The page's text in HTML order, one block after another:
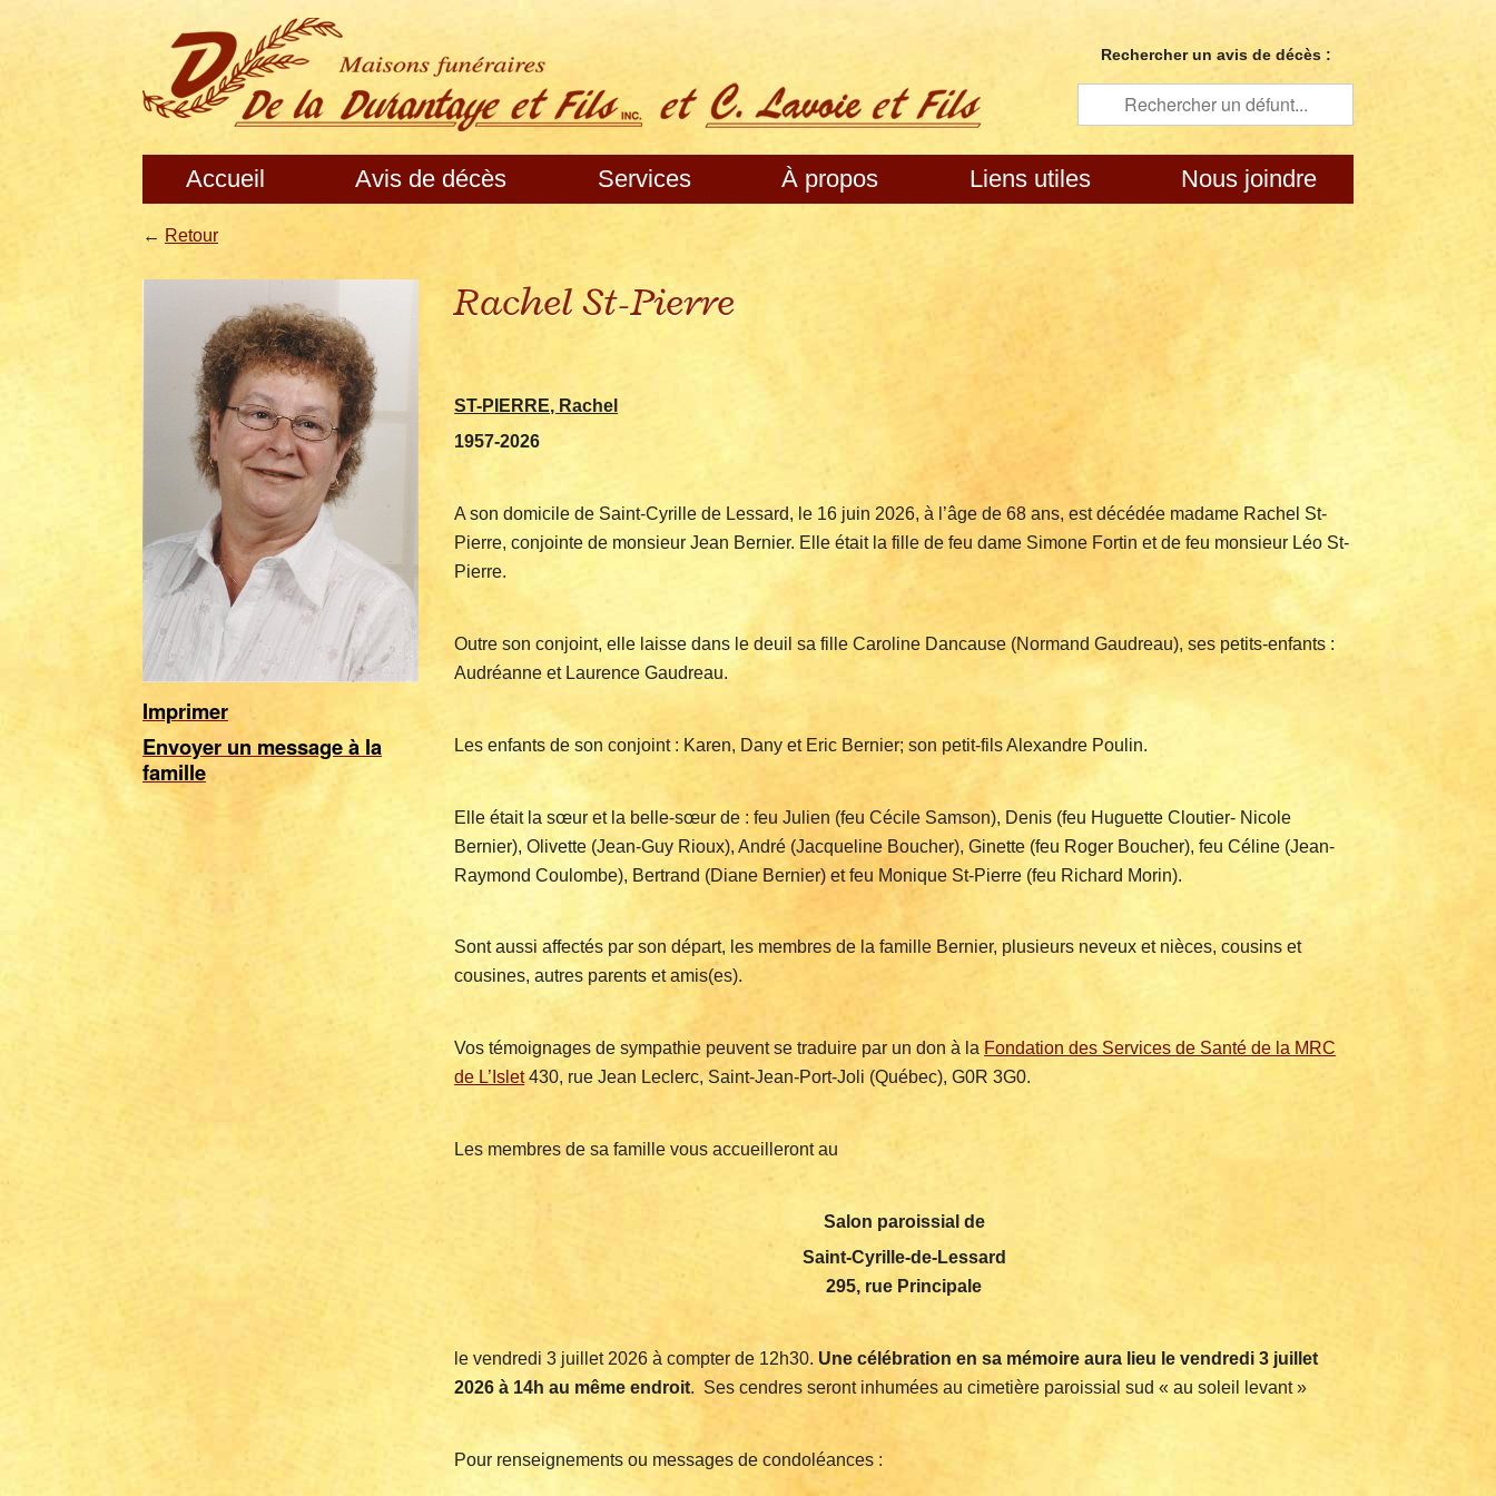
Rechercher un avis de décès :
Accueil Avis de décès Services À propos Liens utiles Nous joindre
← Retour
Imprimer
Envoyer un message à la
famille
Rachel St-Pierre
ST-PIERRE, Rachel
1957-2026
A son domicile de Saint-Cyrille de Lessard, le 16 juin 2026, à l’âge de 68 ans, est décédée madame Rachel St-
Pierre, conjointe de monsieur Jean Bernier. Elle était la fille de feu dame Simone Fortin et de feu monsieur Léo St-
Pierre.
Outre son conjoint, elle laisse dans le deuil sa fille Caroline Dancause (Normand Gaudreau), ses petits-enfants :
Audréanne et Laurence Gaudreau.
Les enfants de son conjoint : Karen, Dany et Eric Bernier; son petit-fils Alexandre Poulin.
Elle était la sœur et la belle-sœur de : feu Julien (feu Cécile Samson), Denis (feu Huguette Cloutier- Nicole
Bernier), Olivette (Jean-Guy Rioux), André (Jacqueline Boucher), Ginette (feu Roger Boucher), feu Céline (Jean-
Raymond Coulombe), Bertrand (Diane Bernier) et feu Monique St-Pierre (feu Richard Morin).
Sont aussi affectés par son départ, les membres de la famille Bernier, plusieurs neveux et nièces, cousins et
cousines, autres parents et amis(es).
Vos témoignages de sympathie peuvent se traduire par un don à la Fondation des Services de Santé de la MRC
de L’Islet430, rue Jean Leclerc, Saint-Jean-Port-Joli (Québec), G0R 3G0.
Les membres de sa famille vous accueilleront au
Salon paroissial de
Saint-Cyrille-de-Lessard
295, rue Principale
le vendredi 3 juillet 2026 à compter de 12h30. Une célébration en sa mémoire aura lieu le vendredi 3 juillet
2026 à 14h au même endroit. Ses cendres seront inhumées au cimetière paroissial sud « au soleil levant »
Pour renseignements ou messages de condoléances :